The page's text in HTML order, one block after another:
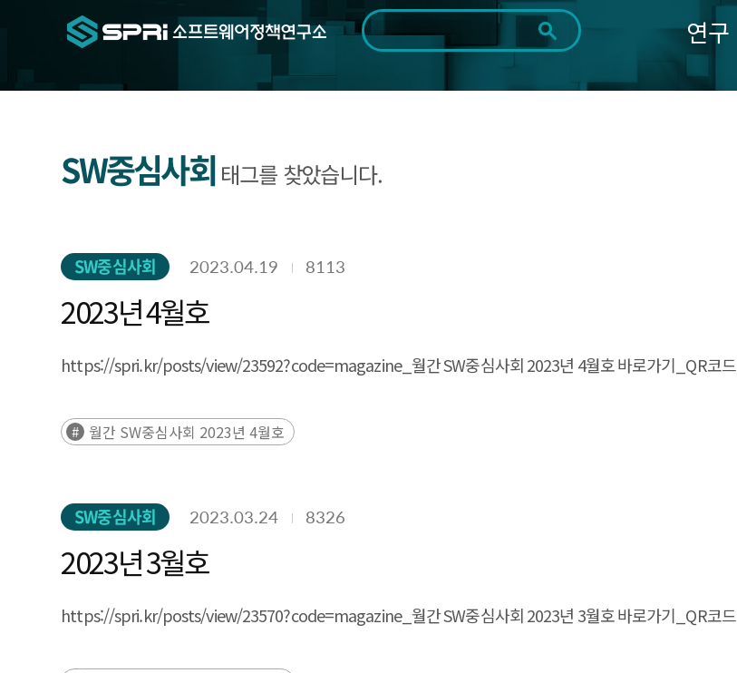
기간 전체 1일 1주 1개월 3개월 1년
연구
SW중심사회 태그를 찾았습니다.
SW중심사회 2023.04.19 8113
2023년 4월호
https://spri.kr/posts/view/23592?code=magazine_월간 SW중심사회 2023년 4월호 바로가기_QR코드
월간 SW중심사회 2023년 4월호
SW중심사회 2023.03.24 8326
2023년 3월호
https://spri.kr/posts/view/23570?code=magazine_월간 SW중심사회 2023년 3월호 바로가기_QR코드